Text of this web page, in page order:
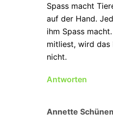
Spass macht
auf der Hand.
ihm Spass
mitliest, wird
nicht.
Antworten
Annette